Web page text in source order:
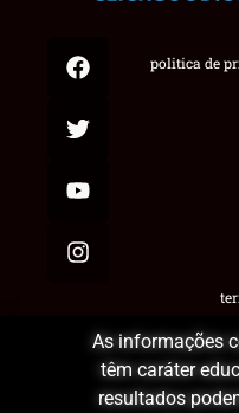
politica de
As informações
têm caráter
resultados